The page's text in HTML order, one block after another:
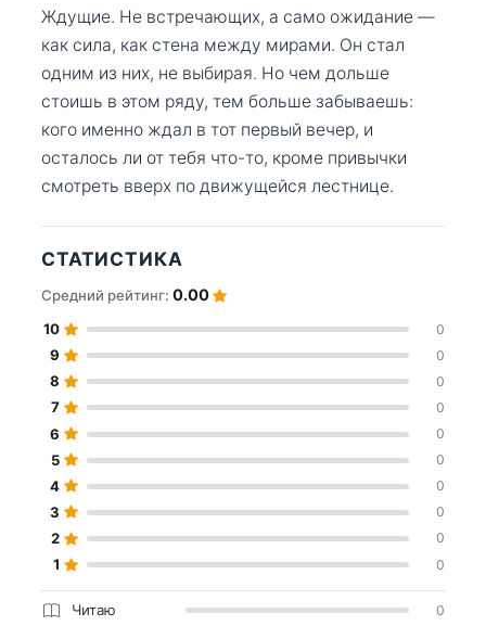
Ждущие. Не встречающих, а само ожидание —
как сила, как стена между мирами. Он стал
одним из них, не выбирая. Но чем дольше
стоишь в этом ряду, тем больше забываешь:
кого именно ждал в тот первый вечер, и
осталось ли от тебя что-то, кроме привычки
смотреть вверх по движущейся лестнице.
СТАТИСТИКА
Средний рейтинг: 0.00
10 0
9 0
8 0
7 0
6 0
5 0
4 0
3 0
2 0
1 0
Читаю 0